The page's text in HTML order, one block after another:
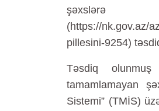
şəxslərə
(https://nk.gov.az/
pillesini-9254)
Təsdiq
tamamlamayan
Sistemi” (TMİS)